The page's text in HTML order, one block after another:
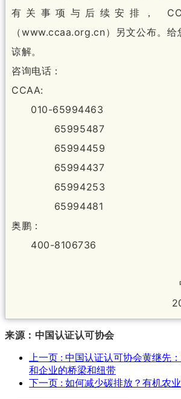
有关事项与后续安排，
（www.ccaa.org.cn）另文公布。给
谅解。
咨询电话：
CCAA:
010-65994463
65995487
65994459
65994437
65994253
65994481
奥鹏：
400-8106736
来源：中国认证认可协会
上一页 : 中国认证认可协会黄继先
和企业的桥梁和纽带
下一页 : 如何减少碳排放？有机农